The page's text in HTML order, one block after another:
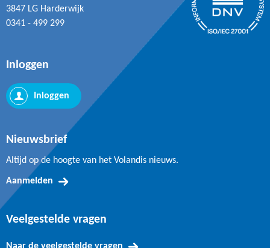
3847 LG Harderwijk
0341 - 499 299
Nieuwsbrief
Altijd op de hoogte van het Volandis nieuws.
Aanmelden
Veelgestelde vragen
Inloggen
Inloggen